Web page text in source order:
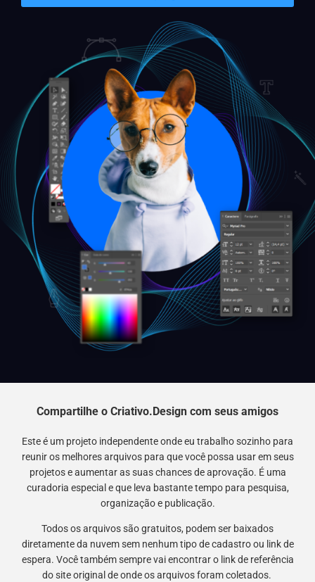
Compartilhe o Criativo.Design com seus amigos
Este é um projeto independente onde eu trabalho sozinho para
reunir os melhores arquivos para que você possa usar em seus
projetos e aumentar as suas chances de aprovação. É uma
curadoria especial e que leva bastante tempo para pesquisa,
organização e publicação.
Todos os arquivos são gratuitos, podem ser baixados
diretamente da nuvem sem nenhum tipo de cadastro ou link de
espera. Você também sempre vai encontrar o link de referência
do site original de onde os arquivos foram coletados.